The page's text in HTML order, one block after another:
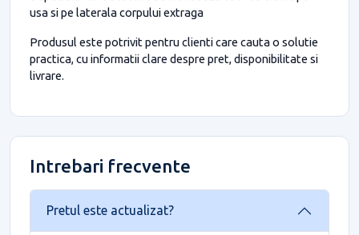
usa si pe laterala corpului extraga
Produsul este potrivit pentru clienti care cauta o solutie
practica, cu informatii clare despre pret, disponibilitate si
livrare.
Intrebari frecvente
Pretul este actualizat?